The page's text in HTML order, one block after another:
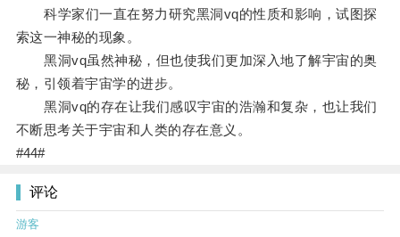
科学家们一直在努力研究黑洞vq的性质和影响，试图探
索这一神秘的现象。
黑洞vq虽然神秘，但也使我们更加深入地了解宇宙的奥
秘，引领着宇宙学的进步。
黑洞vq的存在让我们感叹宇宙的浩瀚和复杂，也让我们
不断思考关于宇宙和人类的存在意义。
#44#
评论
游客